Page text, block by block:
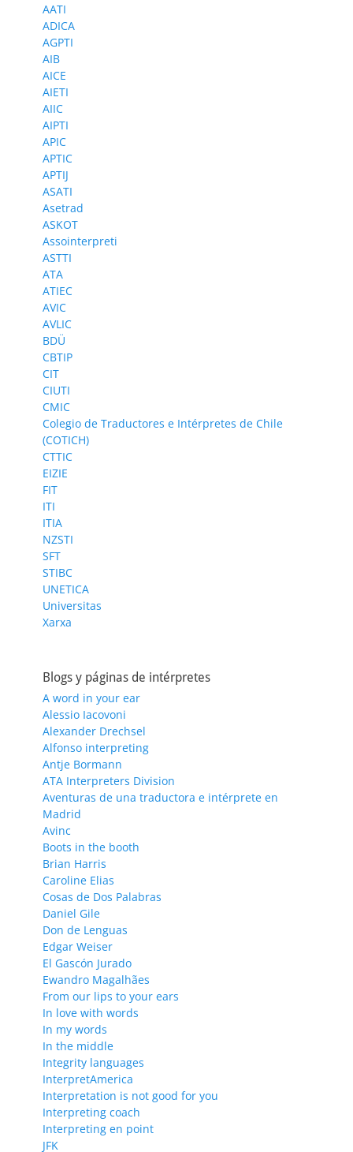
AATI
ADICA
AGPTI
AIB
AICE
AIETI
AIIC
AIPTI
APIC
APTIC
APTIJ
ASATI
Asetrad
ASKOT
Assointerpreti
ASTTI
ATA
ATIEC
AVIC
AVLIC
BDÜ
CBTIP
CIT
CIUTI
CMIC
Colegio de Traductores e Intérpretes de Chile
(COTICH)
CTTIC
EIZIE
FIT
ITI
ITIA
NZSTI
SFT
STIBC
UNETICA
Universitas
Xarxa
Blogs y páginas de intérpretes
A word in your ear
Alessio Iacovoni
Alexander Drechsel
Alfonso interpreting
Antje Bormann
ATA Interpreters Division
Aventuras de una traductora e intérprete en
Madrid
Avinc
Boots in the booth
Brian Harris
Caroline Elias
Cosas de Dos Palabras
Daniel Gile
Don de Lenguas
Edgar Weiser
El Gascón Jurado
Ewandro Magalhães
From our lips to your ears
In love with words
In my words
In the middle
Integrity languages
InterpretAmerica
Interpretation is not good for you
Interpreting coach
Interpreting en point
JFK